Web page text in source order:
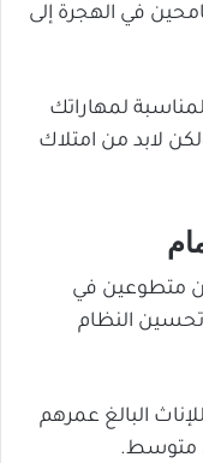
في الهجرة إلى
لمهاراتك
لابد من امتلاك
متطوعين في
النظام
القادمة لمدة 28 يوما للإناث البالغ عمرهم